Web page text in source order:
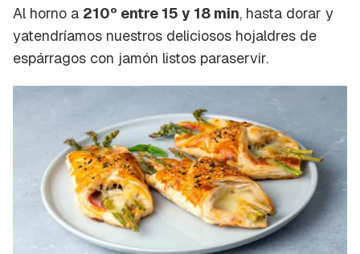
Al horno a 210º entre 15 y 18 min, hasta dorar y
yatendríamos nuestros deliciosos hojaldres de
espárragos con jamón listos paraservir.